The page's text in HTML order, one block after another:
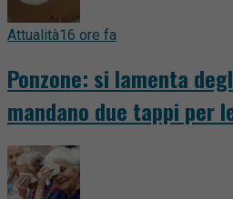
Attualità16 ore fa
Ponzone: si lamenta
mandano due tappi per